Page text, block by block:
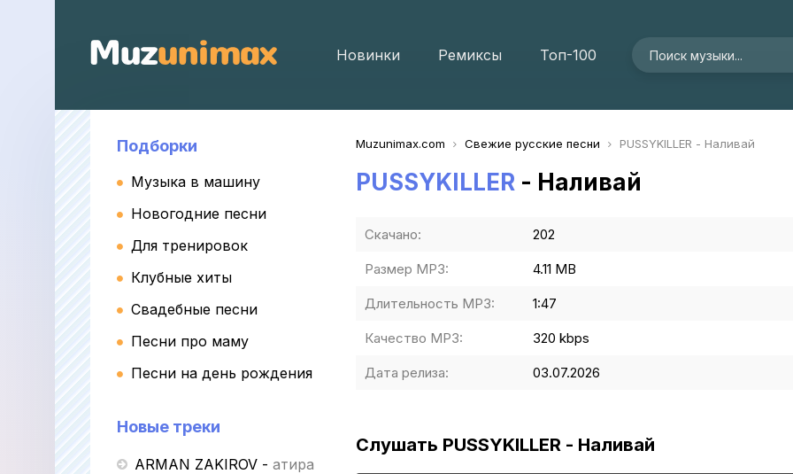
Новинки Ремиксы Топ-100
Подборки
Музыка в машину
Новогодние песни
Для тренировок
Клубные хиты
Свадебные песни
Песни про маму
Песни на день рождения
Новые треки
ARMAN ZAKIROV - Қатира
Muzunimax.com Свежие русские песни PUSSYKILLER - Наливай
PUSSYKILLER - Наливай
Скачано: 202
Размер MP3: 4.11 MB
Длительность MP3: 1:47
Качество MP3: 320 kbps
Дата релиза: 03.07.2026
Слушать PUSSYKILLER - Наливай